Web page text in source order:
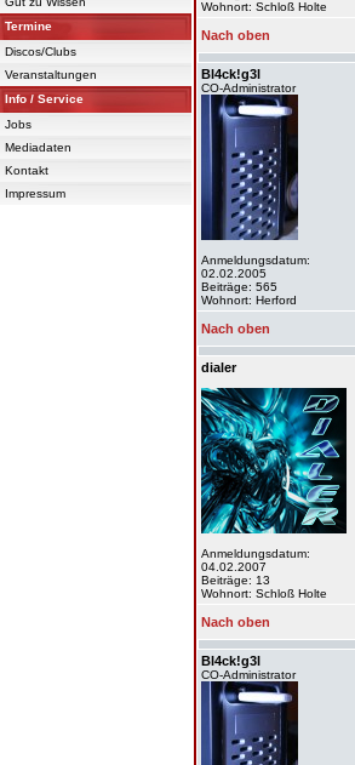
Termine
Discos/Clubs
Veranstaltungen
Info / Service
Jobs
Mediadaten
Kontakt
Impressum
Wohnort: Schloß Holte
Nach oben
Bl4ck!g3l
CO-Administrator
Anmeldungsdatum:
02.02.2005
Beiträge: 565
Wohnort: Herford
Nach oben
dialer
Anmeldungsdatum:
04.02.2007
Beiträge: 13
Wohnort: Schloß Holte
Nach oben
Bl4ck!g3l
CO-Administrator